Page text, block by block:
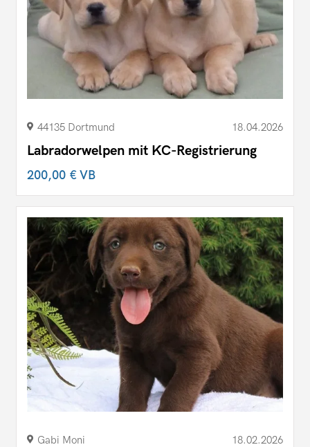
44135 Dortmund 18.04.2026
Labradorwelpen mit KC-Registrierung
200,00 €VB
Gabi Moni 18.02.2026